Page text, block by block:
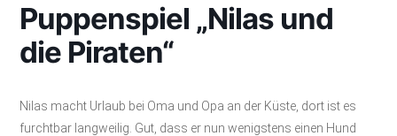
Puppenspiel „Nilas und
die Piraten“
Nilas macht Urlaub bei Oma und Opa an der Küste, dort ist es
furchtbar langweilig. Gut, dass er nun wenigstens einen Hund